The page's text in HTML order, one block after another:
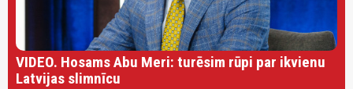
VIDEO. Hosams Abu Meri: turēsim rūpi par ikvienu
Latvijas slimnīcu